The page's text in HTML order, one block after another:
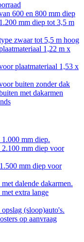
600 en 800 mm diep
mm diep tot 3,5 m
zwaar tot 5,5 m hoog
1,22 m x
plaatmateriaal 1,53 x
buiten zonder dak
met dakarmen
mm diep.
mm diep voor
mm diep voor
dalende dakarmen.
extra lange
(sloop)auto's.
op aanvraag